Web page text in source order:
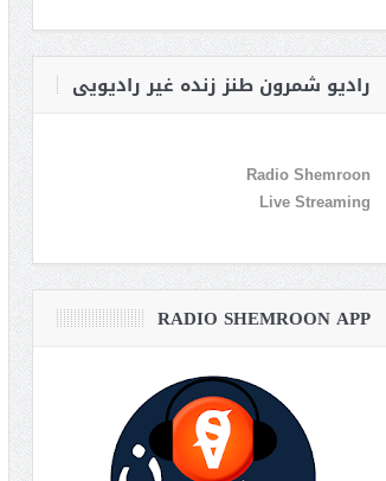
رادیو شمرون طنز زنده غیر رادیویی
Radio Shemroon
Live Streaming
RADIO SHEMROON APP